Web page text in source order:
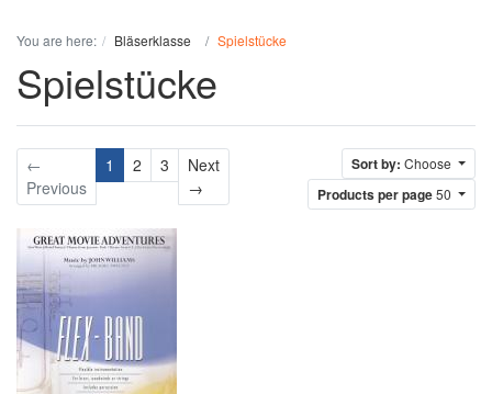
You are here: Bläserklasse Spielstücke
Spielstücke
←
Previous
1 2 3
Next
→
Sort by: Choose
Products per page50